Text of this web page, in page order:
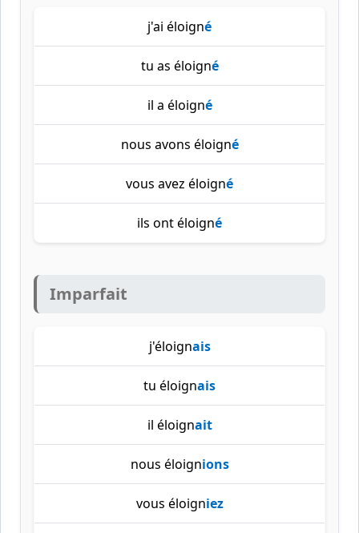
j'ai éloigné
tu as éloigné
il a éloigné
nous avons éloigné
vous avez éloigné
ils ont éloigné
Imparfait
j'éloignais
tu éloignais
il éloignait
nous éloignions
vous éloigniez